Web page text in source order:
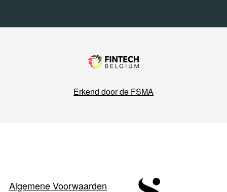
Erkend door de FSMA
Algemene Voorwaarden